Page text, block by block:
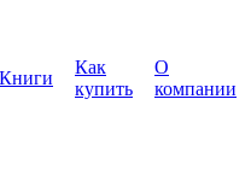
Книги
Как
купить
О
компании